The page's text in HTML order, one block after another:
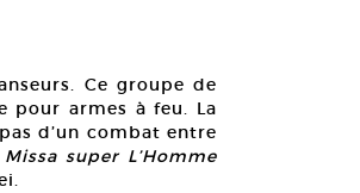
Ce groupe de
pour armes à feu. La
d’un combat entre
Missa super L’Homme